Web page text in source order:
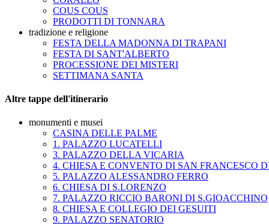
COUS COUS
PRODOTTI DI TONNARA
tradizione e religione
FESTA DELLA MADONNA DI TRAPANI
FESTA DI SANT'ALBERTO
PROCESSIONE DEI MISTERI
SETTIMANA SANTA
Altre tappe dell'itinerario
monumenti e musei
CASINA DELLE PALME
1. PALAZZO LUCATELLI
3. PALAZZO DELLA VICARIA
4. CHIESA E CONVENTO DI SAN FRANCESCO
5. PALAZZO ALESSANDRO FERRO
6. CHIESA DI S.LORENZO
7. PALAZZO RICCIO BARONI DI S.GIOACCHINO
8. CHIESA E COLLEGIO DEI GESUITI
9. PALAZZO SENATORIO